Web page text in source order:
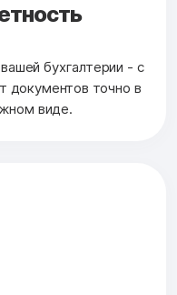
бухгалтерии - с
документов точно в
виде.